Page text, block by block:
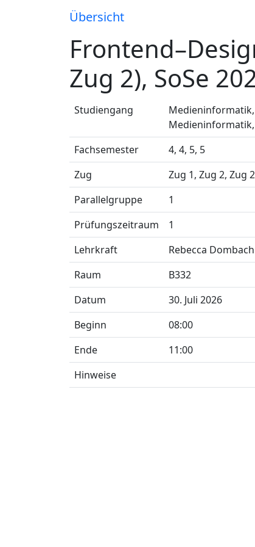
Übersicht
Zug 2), SoSe
Studiengang
Medieninformatik,
Medieninformatik,
Fachsemester
4, 4, 5, 5
Zug
Zug 1, Zug 2, Zug
Parallelgruppe
1
Prüfungszeitraum
1
Lehrkraft
Rebecca Dombach
Raum
B332
Datum
30. Juli 2026
Beginn
08:00
Ende
11:00
Hinweise